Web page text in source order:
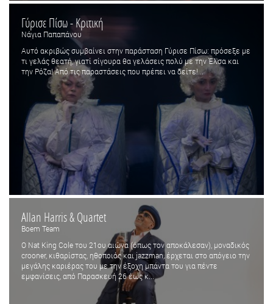
Γύρισε Πίσω - Κριτική
Νάγια Παπαπάνου
Αυτό ακριβώς συμβαίνει στην παράσταση Γύρισε Πίσω: πρόσεξε με
τι γελάς θεατή, γιατί σίγουρα θα γελάσεις πολύ με την Έλσα και
την Ρόζα! Από τις παραστάσεις που πρέπει να δείτε!...
Allan Harris & Quartet
Boem Team
O Nat King Cole του 21ου αιώνα (όπως τον αποκάλεσαν), μοναδικός
crooner, κιθαρίστας, ηθοποιός και jazzman, έρχεται στο απόγειο την
μεγάλης καριέρας του με την έξοχη μπάντα του για πέντε
εμφανίσεις, από Παρασκευή 26 έως κ...